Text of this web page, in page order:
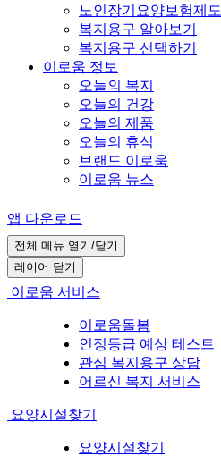
노인장기요양보험제도
복지용구 알아보기
복지용구 선택하기
이로움 정보
오늘의 복지
오늘의 건강
오늘의 제품
오늘의 휴식
브랜드 이로움
이로움 뉴스
앱 다운로드
전체 메뉴 열기/닫기
레이어 닫기
이로움 서비스
이로움돌봄
인정등급 예상 테스트
관심 복지용구 상담
어르신 복지 서비스
요양시설찾기
요양시설찾기